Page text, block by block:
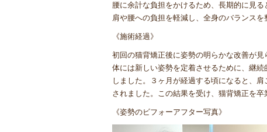
腰に余計な負担をかけるため、長期的に見
肩や腰への負担を軽減し、全身のバランスを
《施術経過》
初回の猫背矯正後に姿勢の明らかな改善が
体には新しい姿勢を定着させるために、継
しました。３ヶ月が経過する頃になると、
されました。この結果を受け、猫背矯正を卒
《姿勢のビフォーアフター写真》